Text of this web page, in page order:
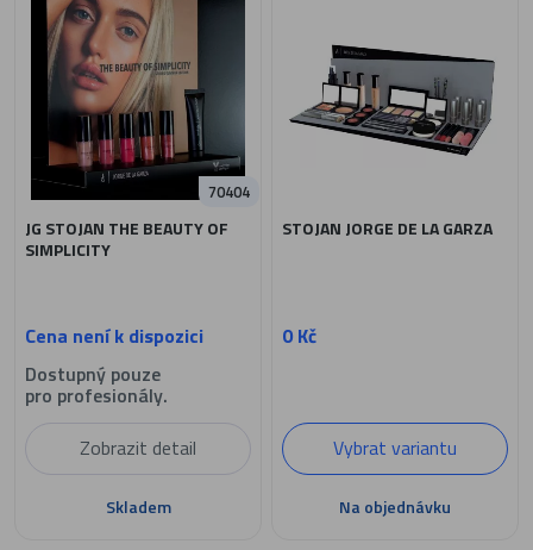
JG STOJAN THE BEAUTY OF
SIMPLICITY
Cena není k dispozici
70404
Dostupný pouze
pro profesionály.
Zobrazit detail
Skladem
STOJAN JORGE DE LA GARZA
0 Kč
Vybrat variantu
Na objednávku